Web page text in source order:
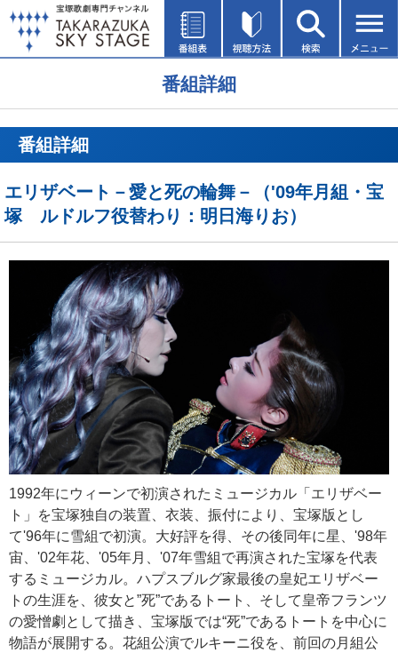
番組詳細
番組詳細
エリザベート－愛と死の輪舞－（'09年月組・宝
塚 ルドルフ役替わり：明日海りお）
1992年にウィーンで初演されたミュージカル「エリザベー
ト」を宝塚独自の装置、衣装、振付により、宝塚版とし
て'96年に雪組で初演。大好評を得、その後同年に星、'98年
宙、'02年花、'05年月、'07年雪組で再演された宝塚を代表
するミュージカル。ハプスブルグ家最後の皇妃エリザベー
トの生涯を、彼女と”死”であるトート、そして皇帝フランツ
の愛憎劇として描き、宝塚版では“死”であるトートを中心に
物語が展開する。花組公演でルキーニ役を、前回の月組公